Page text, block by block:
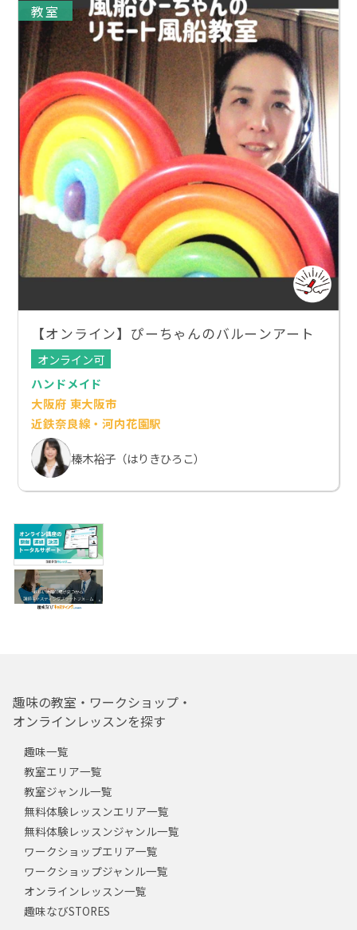
教室
【オンライン】ぴーちゃんのバルーンアート
オンライン可
ハンドメイド
大阪府 東大阪市
近鉄奈良線・河内花園駅
榛木裕子（はりきひろこ）
趣味の教室・ワークショップ・
オンラインレッスンを探す
趣味一覧
教室エリア一覧
教室ジャンル一覧
無料体験レッスンエリア一覧
無料体験レッスンジャンル一覧
ワークショップエリア一覧
ワークショップジャンル一覧
オンラインレッスン一覧
趣味なびSTORES